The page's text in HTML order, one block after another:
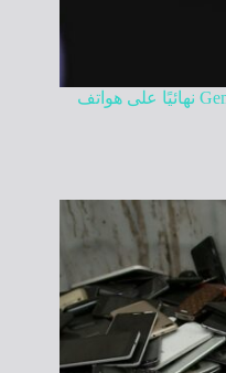
جوجل تستبدل Google Assistant بـ Gemini نهائيًا على هواتف